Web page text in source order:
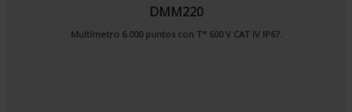
DMM220
Multímetro 6.000 puntos con T° 600 V CAT IV IP67.